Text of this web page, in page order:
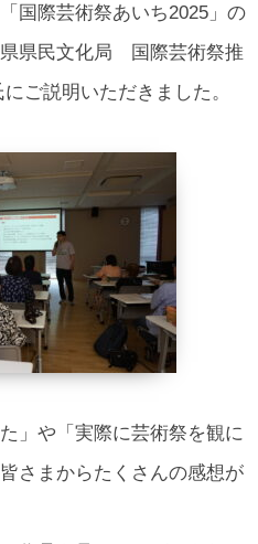
国際芸術祭あいち2025」の
県民文化局 国際芸術祭推
ご説明いただきました。
」や「実際に芸術祭を観に
さまからたくさんの感想が